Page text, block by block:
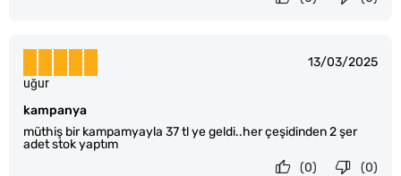
13/03/2025
kampanya
müthiş bir kampamyayla 37 tl ye geldi..her çeşidinden 2 şer
adet stok yaptım
uğur
(0)
(0)